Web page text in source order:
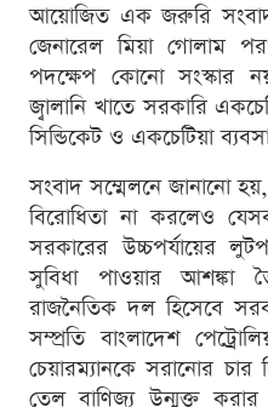
আয়োজিত এক জরুরি সংবাদ
জেনারেল মিয়া গোলাম
পদক্ষেপ কোনো সংস্কার
জ্বালানি খাতে সরকারি
সিন্ডিকেট ও একচেটিয়া
সংবাদ সম্মেলনে জানানো
বিরোধিতা না করলেও
সরকারের উচ্চপর্যায়ের
সুবিধা পাওয়ার আশঙ্কা
রাজনৈতিক দল হিসেবে
সম্প্রতি বাংলাদেশ
চেয়ারম্যানকে সরানোর চার
তেল বাণিজ্য উন্মুক্ত